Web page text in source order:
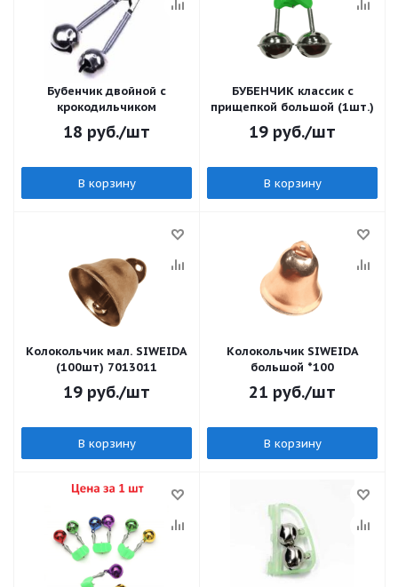
Бубенчик двойной с
крокодильчиком
18 руб./шт
В корзину
БУБЕНЧИК классик с
прищепкой большой (1шт.)
19 руб./шт
В корзину
Колокольчик мал. SIWEIDA
(100шт) 7013011
19 руб./шт
В корзину
Колокольчик SIWEIDA
большой *100
21 руб./шт
В корзину